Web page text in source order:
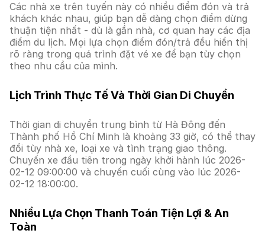
Các nhà xe trên tuyến này có nhiều điểm đón và trả
khách khác nhau, giúp bạn dễ dàng chọn điểm dừng
thuận tiện nhất - dù là gần nhà, cơ quan hay các địa
điểm du lịch. Mọi lựa chọn điểm đón/trả đều hiển thị
rõ ràng trong quá trình đặt vé xe để bạn tùy chọn
theo nhu cầu của mình.
Lịch Trình Thực Tế Và Thời Gian Di Chuyển
Thời gian di chuyển trung bình từ Hà Đông đến
Thành phố Hồ Chí Minh là khoảng 33 giờ, có thể thay
đổi tùy nhà xe, loại xe và tình trạng giao thông.
Chuyến xe đầu tiên trong ngày khởi hành lúc 2026-
02-12 09:00:00 và chuyến cuối cùng vào lúc 2026-
02-12 18:00:00.
Nhiều Lựa Chọn Thanh Toán Tiện Lợi & An
Toàn